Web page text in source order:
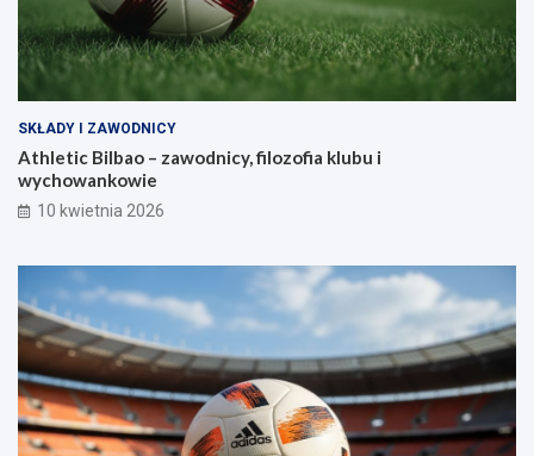
SKŁADY I ZAWODNICY
Athletic Bilbao – zawodnicy, filozofia klubu i
wychowankowie
10 kwietnia 2026